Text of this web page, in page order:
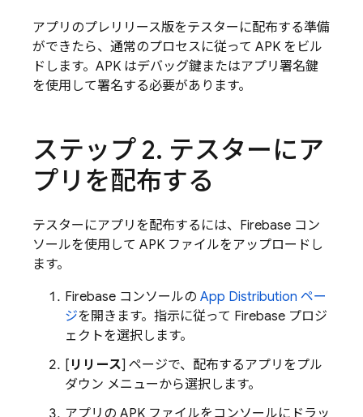
アプリのプレリリース版をテスターに配布する準備
ができたら、通常のプロセスに従って APK をビル
ドします。APK はデバッグ鍵またはアプリ署名鍵
を使用して署名する必要があります。
ステップ 2. テスターにア
プリを配布する
テスターにアプリを配布するには、 Firebase コン
ソールを使用して APK ファイルをアップロードし
ます。
Firebase コンソールの App Distribution ペー
ジを開きます。指示に従って Firebase プロジ
ェクトを選択します。
[ リリース] ページで、配布するアプリをプル
ダウン メニューから選択します。
アプリの APK ファイルをコンソールにドラッ